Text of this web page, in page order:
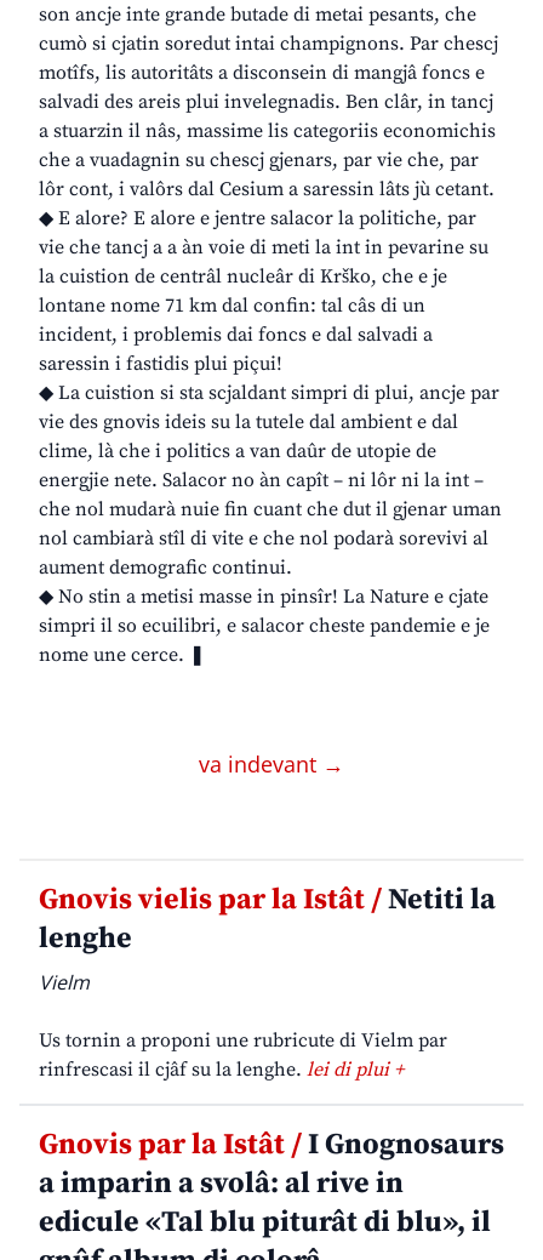
son ancje inte grande butade di metai pesants, che
cumò si cjatin soredut intai champignons. Par chescj
motîfs, lis autoritâts a disconsein di mangjâ foncs e
salvadi des areis plui invelegnadis. Ben clâr, in tancj
a stuarzin il nâs, massime lis categoriis economichis
che a vuadagnin su chescj gjenars, par vie che, par
lôr cont, i valôrs dal Cesium a saressin lâts jù cetant.
◆ E alore? E alore e jentre salacor la politiche, par
vie che tancj a a àn voie di meti la int in pevarine su
la cuistion de centrâl nucleâr di Krško, che e je
lontane nome 71 km dal confin: tal câs di un
incident, i problemis dai foncs e dal salvadi a
saressin i fastidis plui piçui!
◆ La cuistion si sta scjaldant simpri di plui, ancje par
vie des gnovis ideis su la tutele dal ambient e dal
clime, là che i politics a van daûr de utopie de
energjie nete. Salacor no àn capît – ni lôr ni la int –
che nol mudarà nuie fin cuant che dut il gjenar uman
nol cambiarà stîl di vite e che nol podarà sorevivi al
aument demografic continui.
◆ No stin a metisi masse in pinsîr! La Nature e cjate
simpri il so ecuilibri, e salacor cheste pandemie e je
nome une cerce. ❚
va indevant →
Gnovis vielis par la Istât /Netiti la
lenghe
Vielm
Us tornin a proponi une rubricute di Vielm par
rinfrescasi il cjâf su la lenghe. lei di plui +
Gnovis par la Istât /I Gnognosaurs
a imparin a svolâ: al rive in
edicule «Tal blu piturât di blu», il